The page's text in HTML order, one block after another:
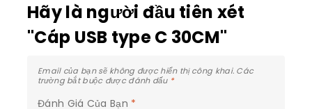
Hãy là người đầu tiên xét
"Cáp USB type C 30CM"
Email của bạn sẽ không được hiển thị công khai. Các
trường bắt buộc được đánh dấu *
Đánh Giá Của Bạn *